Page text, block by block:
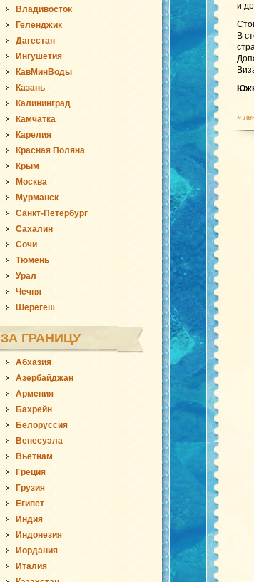
Владивосток
Геленджик
Дагестан
Ингушетия
КавМинВоды
Казань
Калининград
Камчатка
Карелия
Красная Поляна
Крым
Москва
Мурманск
Санкт-Петербург
Сахалин
Сочи
Тюмень
Урал
Чечня
Шерегеш
ЗА ГРАНИЦУ
Абхазия
Азербайджан
Армения
Бахрейн
Белоруссия
Венесуэла
Вьетнам
Греция
Грузия
Египет
Индия
Индонезия
Иордания
Италия
и
В
»